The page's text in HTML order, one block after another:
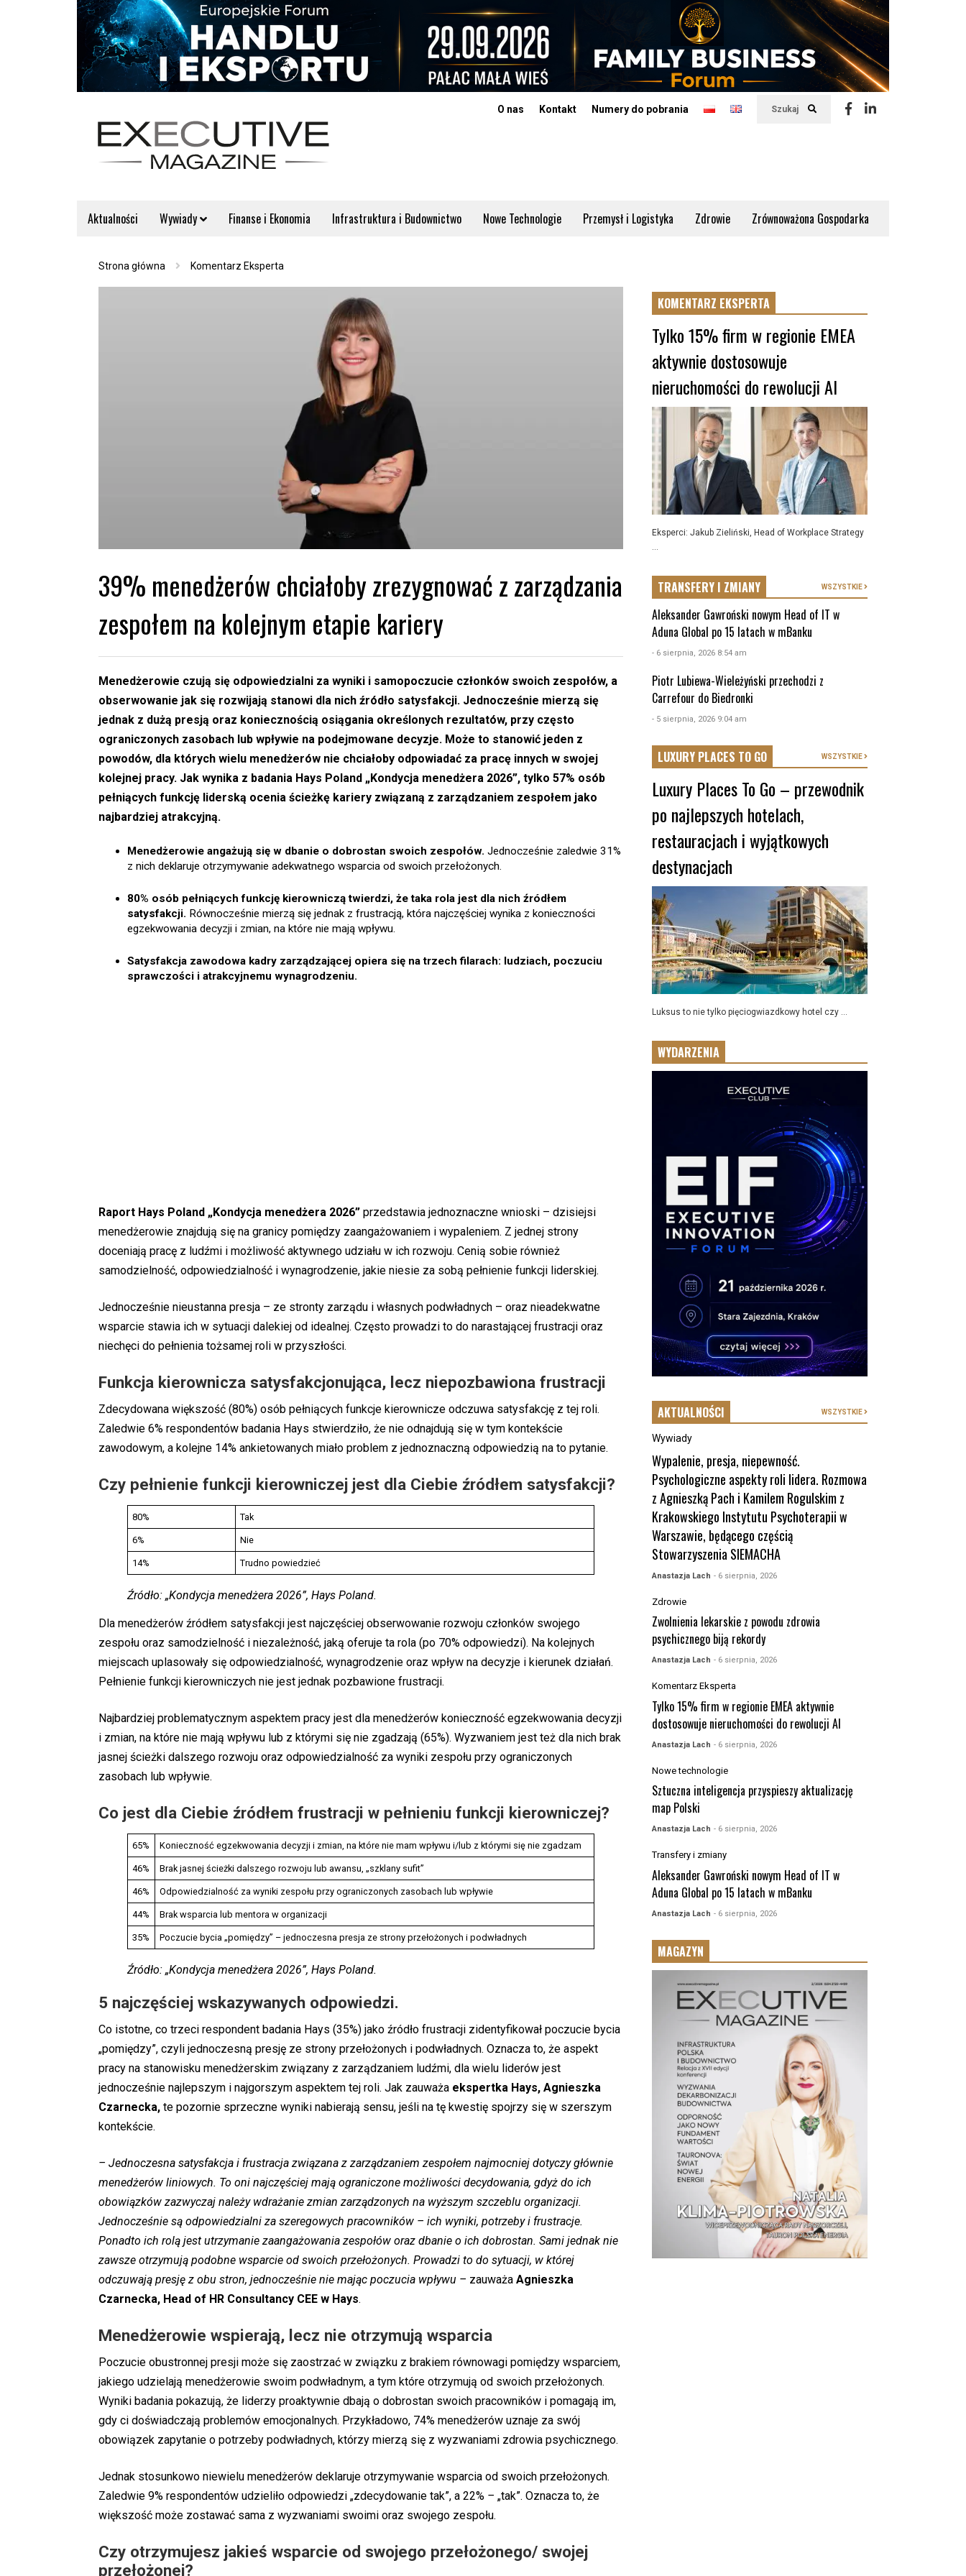
Szukaj
O nas Kontakt Numery do pobrania
Aktualności Wywiady Finanse i Ekonomia Infrastruktura i Budownictwo Nowe Technologie Przemysł i Logistyka Zdrowie Zrównoważona Gospodarka
Strona główna Komentarz Eksperta
39% menedżerów chciałoby zrezygnować z zarządzania
zespołem na kolejnym etapie kariery
Menedżerowie czują się odpowiedzialni za wyniki i samopoczucie członków swoich zespołów, a
obserwowanie jak się rozwijają stanowi dla nich źródło satysfakcji. Jednocześnie mierzą się
jednak z dużą presją oraz koniecznością osiągania określonych rezultatów, przy często
ograniczonych zasobach lub wpływie na podejmowane decyzje. Może to stanowić jeden z
powodów, dla których wielu menedżerów nie chciałoby odpowiadać za pracę innych w swojej
kolejnej pracy. Jak wynika z badania Hays Poland „Kondycja menedżera 2026”, tylko 57% osób
pełniących funkcję liderską ocenia ścieżkę kariery związaną z zarządzaniem zespołem jako
najbardziej atrakcyjną.
Menedżerowie angażują się w dbanie o dobrostan swoich zespołów. Jednocześnie zaledwie 31%
z nich deklaruje otrzymywanie adekwatnego wsparcia od swoich przełożonych.
80% osób pełniących funkcję kierowniczą twierdzi, że taka rola jest dla nich źródłem
satysfakcji. Równocześnie mierzą się jednak z frustracją, która najczęściej wynika z konieczności
egzekwowania decyzji i zmian, na które nie mają wpływu.
Satysfakcja zawodowa kadry zarządzającej opiera się na trzech filarach: ludziach, poczuciu
sprawczości i atrakcyjnemu wynagrodzeniu.
Raport Hays Poland „Kondycja menedżera 2026” przedstawia jednoznaczne wnioski – dzisiejsi
menedżerowie znajdują się na granicy pomiędzy zaangażowaniem i wypaleniem. Z jednej strony
doceniają pracę z ludźmi i możliwość aktywnego udziału w ich rozwoju. Cenią sobie również
samodzielność, odpowiedzialność i wynagrodzenie, jakie niesie za sobą pełnienie funkcji liderskiej.
Jednocześnie nieustanna presja – ze stronty zarządu i własnych podwładnych – oraz nieadekwatne
wsparcie stawia ich w sytuacji dalekiej od idealnej. Często prowadzi to do narastającej frustracji oraz
niechęci do pełnienia tożsamej roli w przyszłości.
Funkcja kierownicza satysfakcjonująca, lecz niepozbawiona frustracji
Zdecydowana większość (80%) osób pełniących funkcje kierownicze odczuwa satysfakcję z tej roli.
Zaledwie 6% respondentów badania Hays stwierdziło, że nie odnajdują się w tym kontekście
zawodowym, a kolejne 14% ankietowanych miało problem z jednoznaczną odpowiedzią na to pytanie.
Czy pełnienie funkcji kierowniczej jest dla Ciebie źródłem satysfakcji?
80% Tak
6% Nie
14% Trudno powiedzieć
Źródło: „Kondycja menedżera 2026”, Hays Poland.
Dla menedżerów źródłem satysfakcji jest najczęściej obserwowanie rozwoju członków swojego
zespołu oraz samodzielność i niezależność, jaką oferuje ta rola (po 70% odpowiedzi). Na kolejnych
miejscach uplasowały się odpowiedzialność, wynagrodzenie oraz wpływ na decyzje i kierunek działań.
Pełnienie funkcji kierowniczych nie jest jednak pozbawione frustracji.
Najbardziej problematycznym aspektem pracy jest dla menedżerów konieczność egzekwowania decyzji
i zmian, na które nie mają wpływu lub z którymi się nie zgadzają (65%). Wyzwaniem jest też dla nich brak
jasnej ścieżki dalszego rozwoju oraz odpowiedzialność za wyniki zespołu przy ograniczonych
zasobach lub wpływie.
Co jest dla Ciebie źródłem frustracji w pełnieniu funkcji kierowniczej?
65% Konieczność egzekwowania decyzji i zmian, na które nie mam wpływu i/lub z którymi się nie zgadzam
46% Brak jasnej ścieżki dalszego rozwoju lub awansu, „szklany sufit”
46% Odpowiedzialność za wyniki zespołu przy ograniczonych zasobach lub wpływie
44% Brak wsparcia lub mentora w organizacji
35% Poczucie bycia „pomiędzy” – jednoczesna presja ze strony przełożonych i podwładnych
Źródło: „Kondycja menedżera 2026”, Hays Poland.
5 najczęściej wskazywanych odpowiedzi.
Co istotne, co trzeci respondent badania Hays (35%) jako źródło frustracji zidentyfikował poczucie bycia
„pomiędzy”, czyli jednoczesną presję ze strony przełożonych i podwładnych. Oznacza to, że aspekt
pracy na stanowisku menedżerskim związany z zarządzaniem ludźmi, dla wielu liderów jest
jednocześnie najlepszym i najgorszym aspektem tej roli. Jak zauważa ekspertka Hays, Agnieszka
Czarnecka, te pozornie sprzeczne wyniki nabierają sensu, jeśli na tę kwestię spojrzy się w szerszym
kontekście.
– Jednoczesna satysfakcja i frustracja związana z zarządzaniem zespołem najmocniej dotyczy głównie
menedżerów liniowych. To oni najczęściej mają ograniczone możliwości decydowania, gdyż do ich
obowiązków zazwyczaj należy wdrażanie zmian zarządzonych na wyższym szczeblu organizacji.
Jednocześnie są odpowiedzialni za szeregowych pracowników – ich wyniki, potrzeby i frustracje.
Ponadto ich rolą jest utrzymanie zaangażowania zespołów oraz dbanie o ich dobrostan. Sami jednak nie
zawsze otrzymują podobne wsparcie od swoich przełożonych. Prowadzi to do sytuacji, w której
odczuwają presję z obu stron, jednocześnie nie mając poczucia wpływu – zauważa Agnieszka
Czarnecka, Head of HR Consultancy CEE w Hays.
Menedżerowie wspierają, lecz nie otrzymują wsparcia
Poczucie obustronnej presji może się zaostrzać w związku z brakiem równowagi pomiędzy wsparciem,
jakiego udzielają menedżerowie swoim podwładnym, a tym które otrzymują od swoich przełożonych.
Wyniki badania pokazują, że liderzy proaktywnie dbają o dobrostan swoich pracowników i pomagają im,
gdy ci doświadczają problemów emocjonalnych. Przykładowo, 74% menedżerów uznaje za swój
obowiązek zapytanie o potrzeby podwładnych, którzy mierzą się z wyzwaniami zdrowia psychicznego.
Jednak stosunkowo niewielu menedżerów deklaruje otrzymywanie wsparcia od swoich przełożonych.
Zaledwie 9% respondentów udzieliło odpowiedzi „zdecydowanie tak”, a 22% – „tak”. Oznacza to, że
większość może zostawać sama z wyzwaniami swoimi oraz swojego zespołu.
Czy otrzymujesz jakieś wsparcie od swojego przełożonego/ swojej
przełożonej?
KOMENTARZ EKSPERTA
Tylko 15% firm w regionie EMEA
aktywnie dostosowuje
nieruchomości do rewolucji AI
Eksperci: Jakub Zieliński, Head of Workplace Strategy
...
TRANSFERY I ZMIANY WSZYSTKIE
Aleksander Gawroński nowym Head of IT w
Aduna Global po 15 latach w mBanku
- 6 sierpnia, 2026 8:54 am
Piotr Lubiewa-Wieleżyński przechodzi z
Carrefour do Biedronki
- 5 sierpnia, 2026 9:04 am
LUXURY PLACES TO GO WSZYSTKIE
Luxury Places To Go – przewodnik
po najlepszych hotelach,
restauracjach i wyjątkowych
destynacjach
Luksus to nie tylko pięciogwiazdkowy hotel czy ...
WYDARZENIA
AKTUALNOŚCI WSZYSTKIE
Wywiady
Wypalenie, presja, niepewność.
Psychologiczne aspekty roli lidera. Rozmowa
z Agnieszką Pach i Kamilem Rogulskim z
Krakowskiego Instytutu Psychoterapii w
Warszawie, będącego częścią
Stowarzyszenia SIEMACHA
Anastazja Lach - 6 sierpnia, 2026
Zdrowie
Zwolnienia lekarskie z powodu zdrowia
psychicznego biją rekordy
Anastazja Lach - 6 sierpnia, 2026
Komentarz Eksperta
Tylko 15% firm w regionie EMEA aktywnie
dostosowuje nieruchomości do rewolucji AI
Anastazja Lach - 6 sierpnia, 2026
Nowe technologie
Sztuczna inteligencja przyspieszy aktualizację
map Polski
Anastazja Lach - 6 sierpnia, 2026
Transfery i zmiany
Aleksander Gawroński nowym Head of IT w
Aduna Global po 15 latach w mBanku
Anastazja Lach - 6 sierpnia, 2026
MAGAZYN